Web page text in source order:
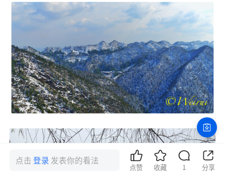
点击登录 发表你的看法
点赞 收藏 1 分享